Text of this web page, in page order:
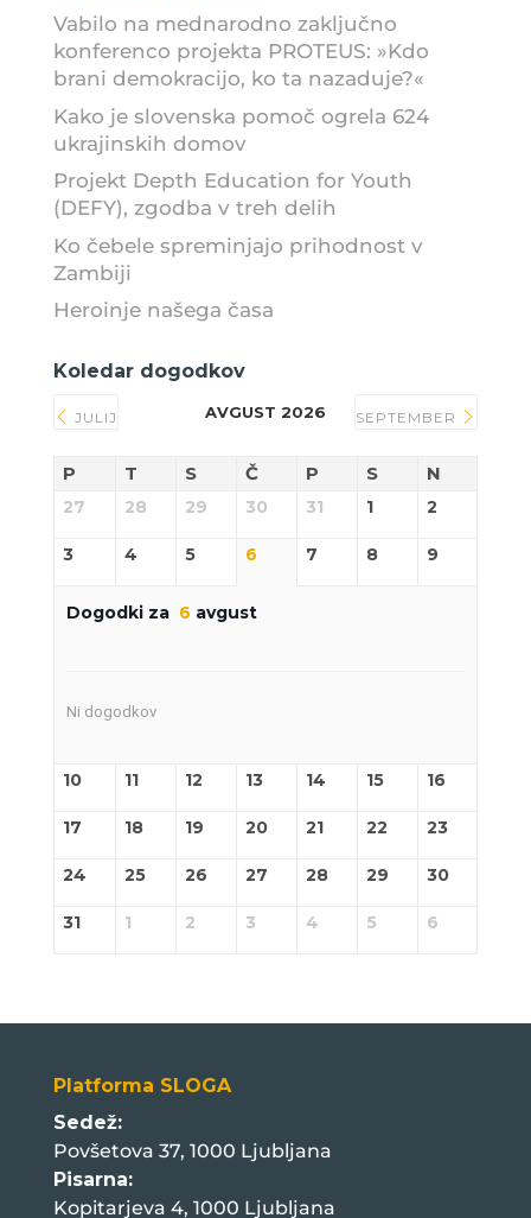
Vabilo na mednarodno zaključno
konferenco projekta PROTEUS: »Kdo
brani demokracijo, ko ta nazaduje?«
Kako je slovenska pomoč ogrela 624
ukrajinskih domov
Projekt Depth Education for Youth
(DEFY), zgodba v treh delih
Ko čebele spreminjajo prihodnost v
Zambiji
Heroinje našega časa
Koledar dogodkov
JULIJ AVGUST 2026 SEPTEMBER
P T S Č P S N
27 28 29 30 31 1 2
3 4 5 6 7 8 9
Dogodki za 6 avgust
Ni dogodkov
10 11 12 13 14 15 16
17 18 19 20 21 22 23
24 25 26 27 28 29 30
31 1 2 3 4 5 6
Platforma SLOGA
Sedež:
Povšetova 37, 1000 Ljubljana
Pisarna:
Kopitarjeva 4, 1000 Ljubljana